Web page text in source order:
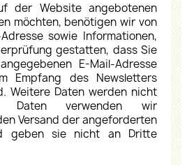
der Website angebotenen
möchten, benötigen wir von
sowie Informationen,
gestatten, dass Sie
E-Mail-Adresse
Empfang des Newsletters
Weitere Daten werden nicht
Daten verwenden wir
Versand der angeforderten
geben sie nicht an Dritte